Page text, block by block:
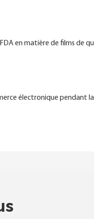
en matière de films de
électronique pendant la